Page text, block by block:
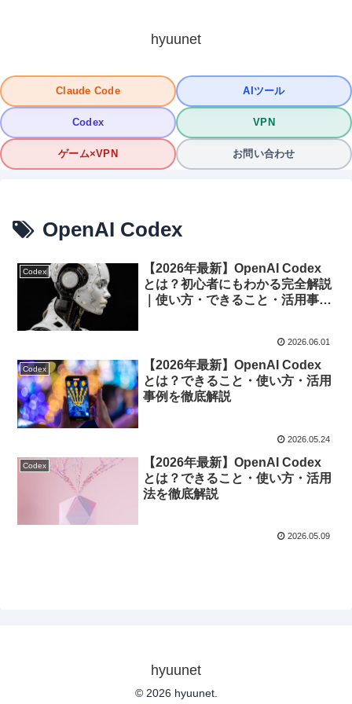
hyuunet
Claude Code AIツール
Codex VPN
ゲーム×VPN お問い合わせ
OpenAI Codex
Codex
【2026年最新】OpenAI Codex
とは？初心者にもわかる完全解説
｜使い方・できること・活用事例
2026.06.01
Codex
【2026年最新】OpenAI Codex
とは？できること・使い方・活用
事例を徹底解説
2026.05.24
Codex
【2026年最新】OpenAI Codex
とは？できること・使い方・活用
法を徹底解説
2026.05.09
hyuunet
© 2026 hyuunet.